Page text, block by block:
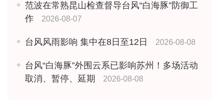
范波在常熟昆山检查督导台风“白海豚”防御工
作
2026-08-07
台风风雨影响 集中在8日至12日 2026-08-08
台风“白海豚”外围云系已影响苏州！多场活动
取消、暂停、延期
2026-08-08